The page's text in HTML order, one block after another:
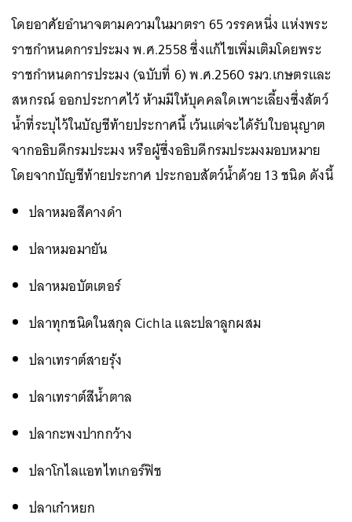
โดยอาศัยอำนาจตามความในมาตรา 65 วรรคหนึ่ง แห่งพระ
ราชกำหนดการประมง พ.ศ.2558 ซึ่งแก้ไขเพิ่มเติมโดยพระ
ราชกำหนดการประมง (ฉบับที่ 6) พ.ศ.2560 รมว.เกษตรและ
สหกรณ์ ออกประกาศไว้ ห้ามมีให้บุคคลใดเพาะเลี้ยงซึ่งสัตว์
น้ำที่ระบุไว้ในบัญชีท้ายประกาศนี้ เว้นแต่จะได้รับใบอนุญาต
จากอธิบดีกรมประมง หรือผู้ซึ่งอธิบดีกรมประมงมอบหมาย
โดยจากบัญชีท้ายประกาศ ประกอบสัตว์น้ำด้วย 13 ชนิด ดังนี้
ปลาหมอสีคางดำ
ปลาหมอมายัน
ปลาหมอบัตเตอร์
ปลาทุกชนิดในสกุล Cichla และปลาลูกผสม
ปลาเทราต์สายรุ้ง
ปลาเทราต์สีน้ำตาล
ปลากะพงปากกว้าง
ปลาโกไลแอทไทเกอร์ฟิช
ปลาเก๋าหยก